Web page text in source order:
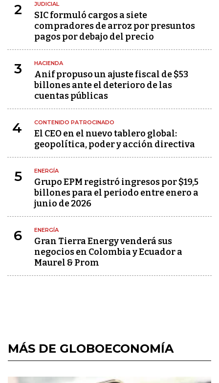
2 JUDICIAL
SIC formuló cargos a siete
compradores de arroz por presuntos
pagos por debajo del precio
3 HACIENDA
Anif propuso un ajuste fiscal de $53
billones ante el deterioro de las
cuentas públicas
4 CONTENIDO PATROCINADO
El CEO en el nuevo tablero global:
geopolítica, poder y acción directiva
5 ENERGÍA
Grupo EPM registró ingresos por $19,5
billones para el periodo entre enero a
junio de 2026
6 ENERGÍA
Gran Tierra Energy venderá sus
negocios en Colombia y Ecuador a
Maurel & Prom
MÁS DE GLOBOECONOMÍA